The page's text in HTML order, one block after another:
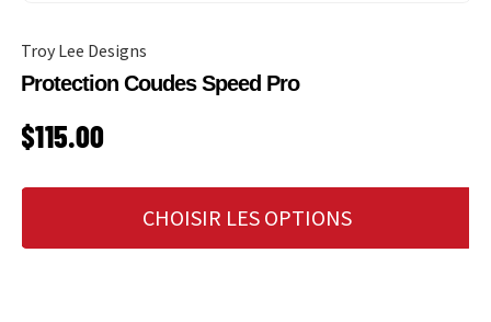
Troy Lee Designs
Protection Coudes Speed Pro
PRIX HABITUEL
$115.00
CHOISIR LES OPTIONS